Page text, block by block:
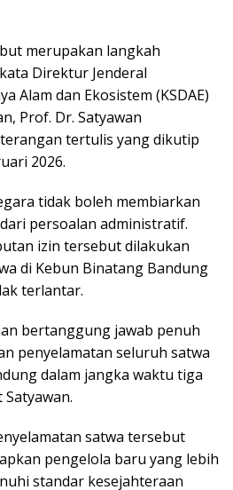
merupakan langkah
Direktur Jenderal
Alam dan Ekosistem (KSDAE)
Prof. Dr. Satyawan
tertulis yang dikutip
2026.
tidak boleh membiarkan
persoalan administratif.
izin tersebut dilakukan
di Kebun Binatang Bandung
terlantar.
bertanggung jawab penuh
penyelamatan seluruh satwa
dalam jangka waktu tiga
satwa tersebut
pengelola baru yang lebih
standar kesejahteraan